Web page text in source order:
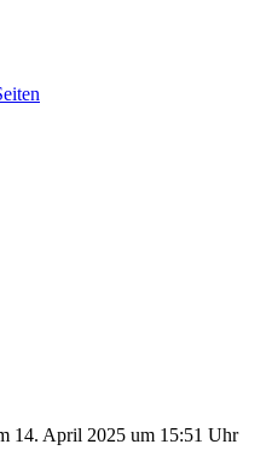
14. April 2025 um 15:51 Uhr